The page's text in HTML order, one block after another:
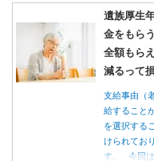
遺族厚生
金をもら
全額もら
減るって
支給事由（
給すること
を選択する
けられてお
す。 今回は